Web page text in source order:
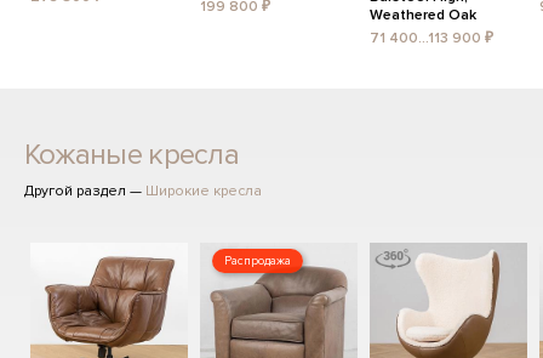
199 800 ₽
Weathered Oak
71 400...113 900 ₽
Кожаные кресла
Другой раздел — Широкие кресла
Распродажа